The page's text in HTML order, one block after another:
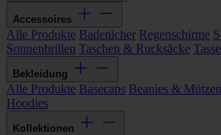
Accessoires
Alle Produkte Badetücher Regenschirme
Sonnenbrillen Taschen & Rucksäcke
Bekleidung
Alle Produkte Basecaps Beanies & Mützen
Hoodies
Kollektionen